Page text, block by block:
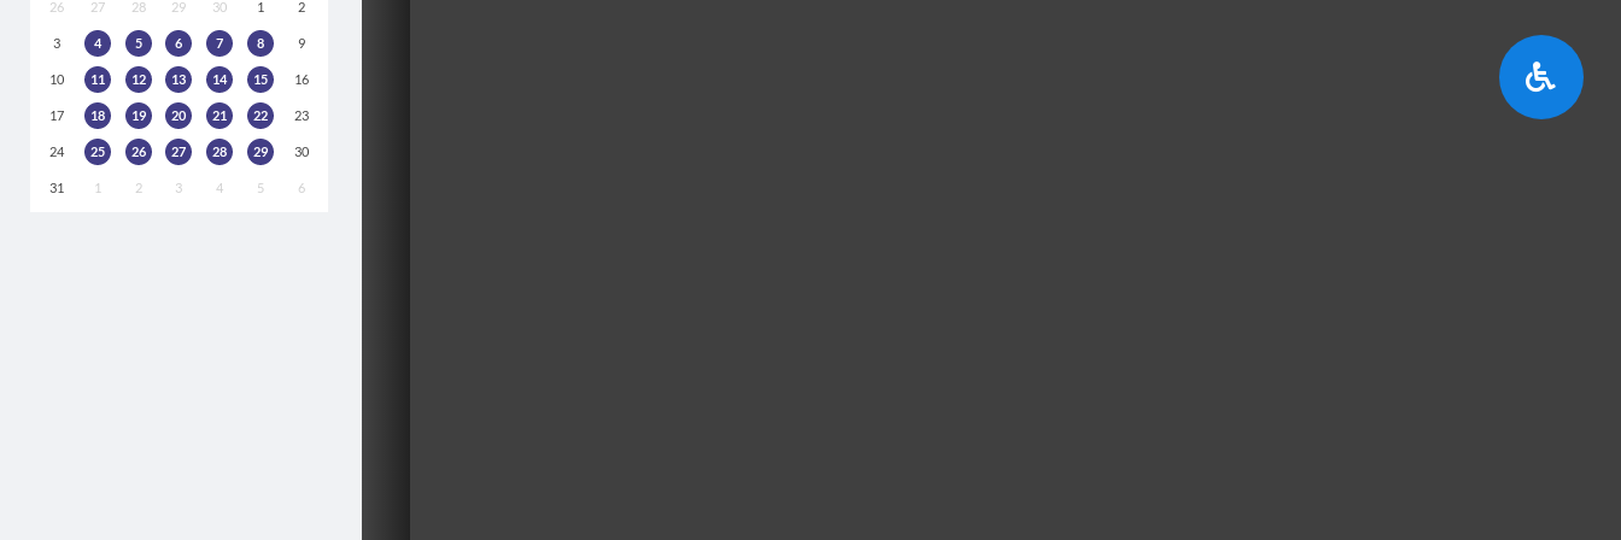
26 27 28 29 30 1 2
3 4 5 6 7 8 9
10 11 12 13 14 15 16
17 18 19 20 21 22 23
24 25 26 27 28 29 30
31 1 2 3 4 5 6